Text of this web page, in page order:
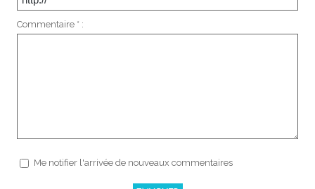
Commentaire * :
Me notifier l'arrivée de nouveaux commentaires